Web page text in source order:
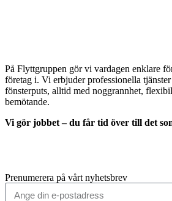
På Flyttgruppen gör vi vardagen enklare
företag i. Vi erbjuder professionella
fönsterputs, alltid med noggrannhet,
bemötande.
Vi gör jobbet – du får tid över till det
Prenumerera på vårt nyhetsbrev